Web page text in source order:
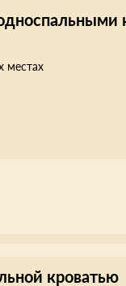
местах
кроватью